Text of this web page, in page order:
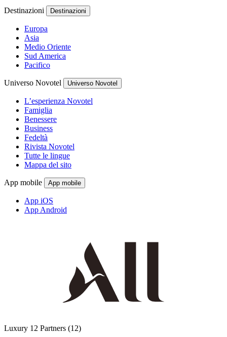
Destinazioni Destinazioni
Europa
Asia
Medio Oriente
Sud America
Pacifico
Universo Novotel Universo Novotel
L’esperienza Novotel
Famiglia
Benessere
Business
Fedeltà
Rivista Novotel
Tutte le lingue
Mappa del sito
App mobile App mobile
App iOS
App Android
Luxury 12 Partners (12)